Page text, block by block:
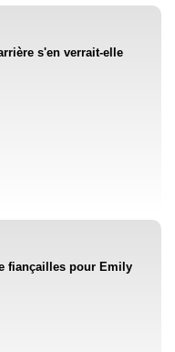
s'en verrait-elle
fiançailles pour Emily